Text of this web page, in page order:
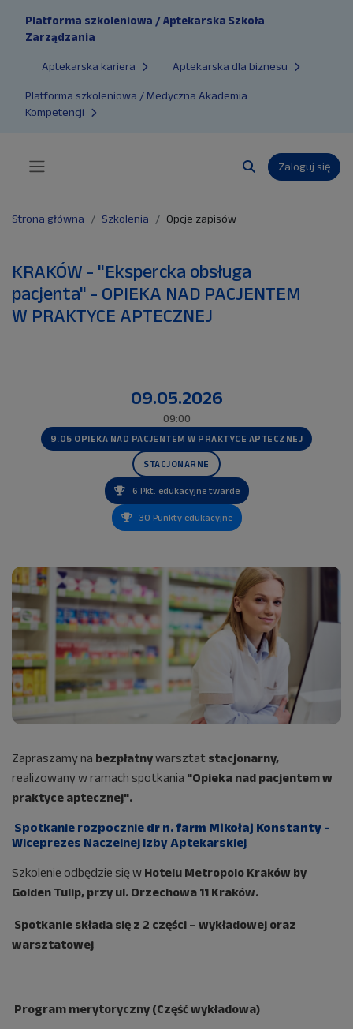
Platforma szkoleniowa / Aptekarska Szkoła
Zarządzania
Aptekarska kariera Aptekarska dla biznesu
Platforma szkoleniowa / Medyczna Akademia
Kompetencji
Przełącznik
Zaloguj się
Strona główna Szkolenia Opcje zapisów
KRAKÓW - "Ekspercka obsługa
pacjenta" - OPIEKA NAD PACJENTEM
W PRAKTYCE APTECZNEJ
09.05.2026
09:00
9.05 OPIEKA NAD PACJENTEM W PRAKTYCE APTECZNEJ
STACJONARNE
6 Pkt. edukacyjne twarde
30 Punkty edukacyjne
Zapraszamy na bezpłatnywarsztat stacjonarny,
realizowany w ramach spotkania "Opieka nad pacjentem w
praktyce aptecznej".
Spotkanie rozpocznie dr n. farm Mikołaj Konstanty -
Wiceprezes Naczelnej Izby Aptekarskiej
Szkolenie odbędzie się w Hotelu Metropolo Kraków by
Golden Tulip, przy ul. Orzechowa 11 Kraków.
Spotkanie składa się z 2 części – wykładowej oraz
warsztatowej
Program merytoryczny (Część wykładowa)